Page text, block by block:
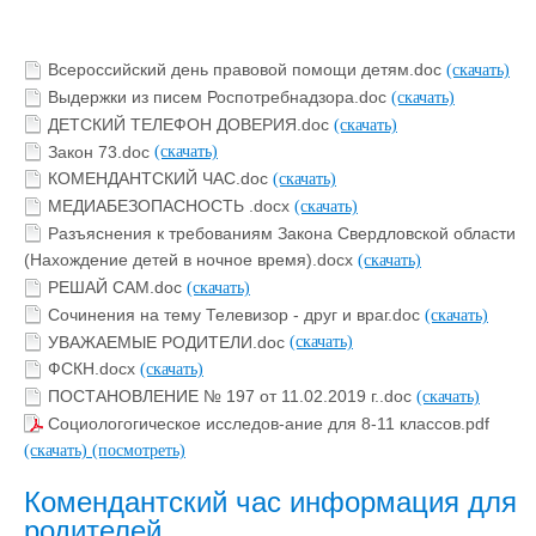
Всероссийский день правовой помощи детям.doc (скачать)
Выдержки из писем Роспотребнадзора.doc (скачать)
ДЕТСКИЙ ТЕЛЕФОН ДОВЕРИЯ.doc (скачать)
Закон 73.doc (скачать)
КОМЕНДАНТСКИЙ ЧАС.doc (скачать)
МЕДИАБЕЗОПАСНОСТЬ .docx (скачать)
Разъяснения к требованиям Закона Свердловской области
(Нахождение детей в ночное время).docx (скачать)
РЕШАЙ САМ.doc (скачать)
Сочинения на тему Телевизор - друг и враг.doc (скачать)
УВАЖАЕМЫЕ РОДИТЕЛИ.doc (скачать)
ФСКН.docx (скачать)
ПОСТАНОВЛЕНИЕ № 197 от 11.02.2019 г..doc (скачать)
Социологогическое исследов-ание для 8-11 классов.pdf
(скачать) (посмотреть)
Комендантский час информация для